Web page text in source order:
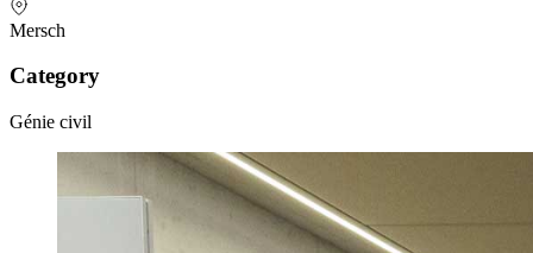
Mersch
Category
Génie civil